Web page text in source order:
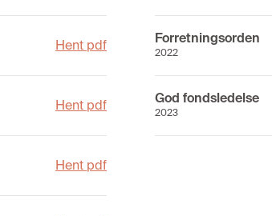
Hent pdf
Hent pdf
Hent pdf
Forretningsorden
2022
God fondsledelse
2023